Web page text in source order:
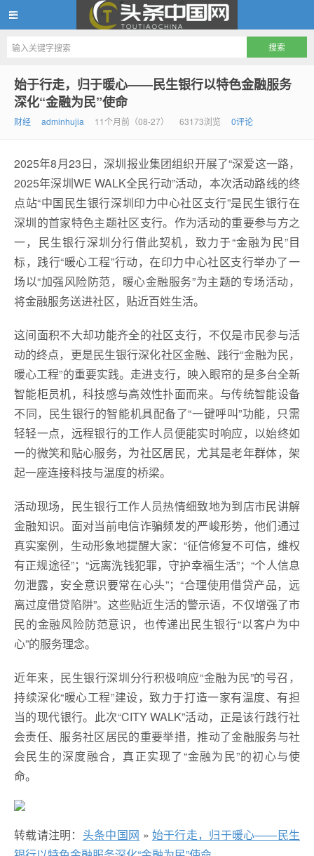
头条中国网
始于行走，归于暖心——民生银行以特色金融服务
深化“金融为民”使命
财经 adminhujia 11个月前（08-27） 63173浏览 0评论
2025年8月23日，深圳报业集团组织开展了“深爱这一路，
2025年深圳WE WALK全民行动”活动，本次活动路线的终
点站“中国民生银行深圳印力中心社区支行”是民生银行在
深圳的首家特色主题社区支行。作为活动的重要参与方之
一，民生银行深圳分行借此契机，致力于“金融为民”目
标，践行“暖心工程”行动，在印力中心社区支行举办了一
场以“加强风险防范，暖心金融服务”为主题的专场活动，
将金融服务送进社区，贴近百姓生活。
这间面积不大却功能齐全的社区支行，不仅是市民参与活
动的终点，更是民生银行深化社区金融、践行“金融为民，
暖心工程”的重要实践。走进支行，映入眼帘的是多台全新
智能柜员机，科技感与高效性扑面而来。与传统智能设备
不同，民生银行的智能机具配备了“一键呼叫”功能，只需
轻轻一点，远程银行的工作人员便能实时响应，以始终如
一的微笑和贴心服务，为社区居民，尤其是老年群体，架
起一座连接科技与温度的桥梁。
活动现场，民生银行工作人员热情细致地为到店市民讲解
金融知识。面对当前电信诈骗频发的严峻形势，他们通过
真实案例，生动形象地提醒大家：“征信修复不可信，维权
有正规途径”；“远离洗钱犯罪，守护幸福生活”；“个人信息
勿泄露，安全意识要常在心头”；“合理使用借贷产品，远
离过度借贷陷阱”。这些贴近生活的警示语，不仅增强了市
民的金融风险防范意识，也传递出民生银行“以客户为中
心”的服务理念。
近年来，民生银行深圳分行积极响应“金融为民”的号召，
持续深化“暖心工程”建设，致力于打造一家有温度、有担
当的现代银行。此次“CITY WALK”活动，正是该行践行社
会责任、服务社区居民的重要举措，推动了金融服务与社
会民生的深度融合，真正实现了“金融为民”的初心与使
命。
转载请注明： 头条中国网 » 始于行走，归于暖心——民生